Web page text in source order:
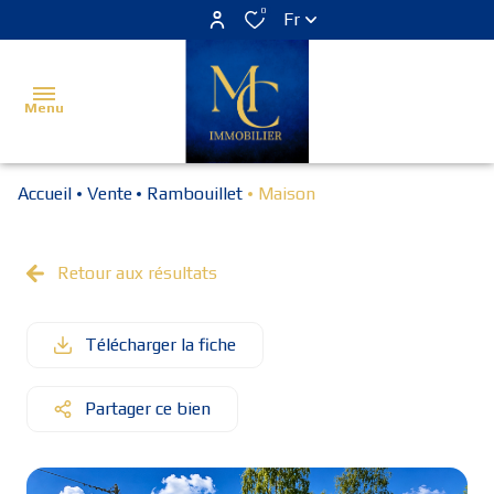
0 Fr
Menu
Estimer
Louer
Vendu
neuf
Accueil Vente Rambouillet Maison
Retour aux résultats
Télécharger la fiche
Partager ce bien